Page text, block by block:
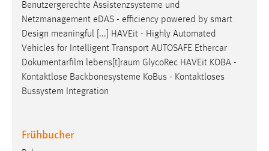
Benutzergerechte Assistenzsysteme und
Netzmanagement eDAS - efficiency powered by smart
Design meaningful [...] HAVEit - Highly Automated
Vehicles for Intelligent Transport AUTOSAFE Ethercar
Dokumentarfilm lebens[t]raum GlycoRec HAVEit KOBA -
Kontaktlose Backbonesysteme KoBus - Kontaktloses
Bussystem Integration
Frühbucher